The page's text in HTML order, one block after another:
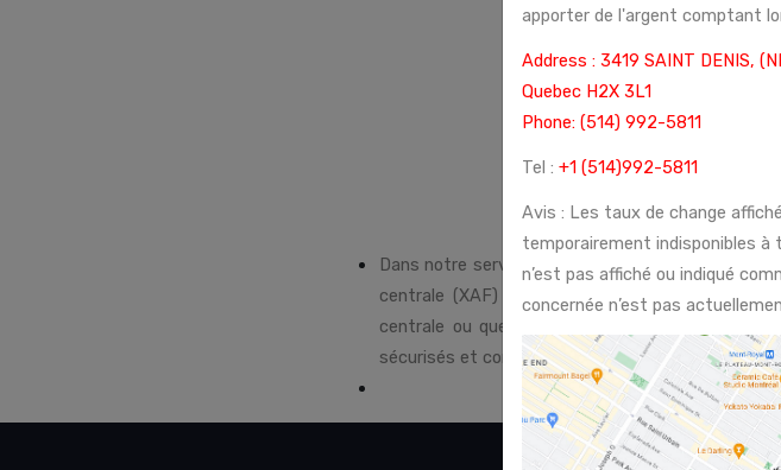
Dans notre service de change à Montréal, nous
centrale (XAF) en dollars canadiens (CAD) et
centrale ou que vous soyez impliqué dans le
sécurisés et compétitifs pour répondre à tous vos
apporter de l'argent comptant
Address : 3419 SAINT DENIS,
Quebec H2X 3L1
Phone: (514) 992-5811
Tel : +1 (514)992-5811
Avis : Les taux de change
temporairement indisponibles
n’est pas affiché ou indiqué
concernée n’est pas